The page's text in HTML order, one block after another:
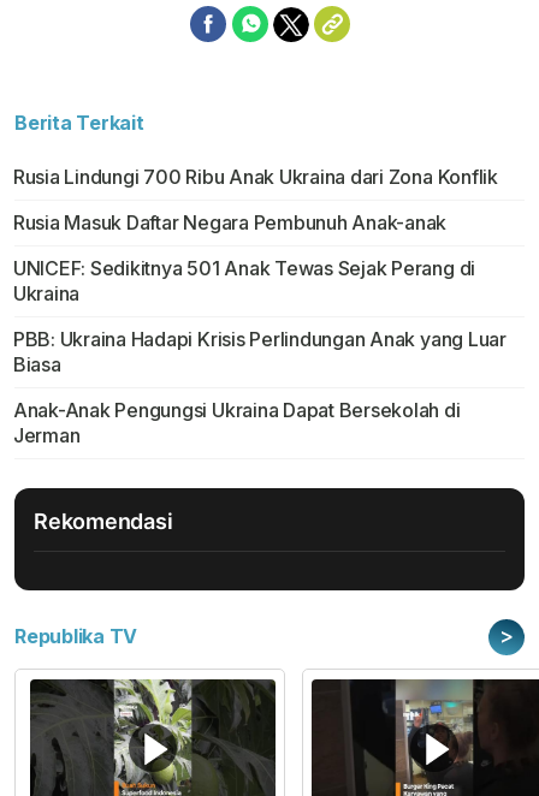
Berita Terkait
Rusia Lindungi 700 Ribu Anak Ukraina dari Zona Konflik
Rusia Masuk Daftar Negara Pembunuh Anak-anak
UNICEF: Sedikitnya 501 Anak Tewas Sejak Perang di
Ukraina
PBB: Ukraina Hadapi Krisis Perlindungan Anak yang Luar
Biasa
Anak-Anak Pengungsi Ukraina Dapat Bersekolah di
Jerman
Rekomendasi
Republika TV >